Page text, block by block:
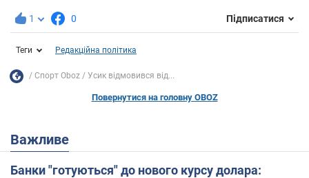
1 0 Підписатися
Теги Редакційна політика
Спорт Oboz Усик відмовився від...
Повернутися на головну OBOZ
Важливе
Банки "готуються" до нового курсу долара: